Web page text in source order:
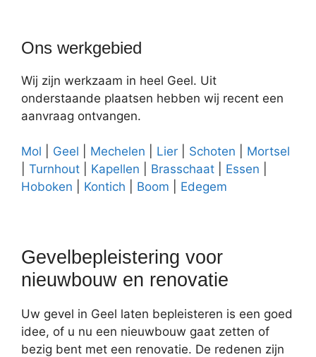
Ons werkgebied
Wij zijn werkzaam in heel Geel. Uit
onderstaande plaatsen hebben wij recent een
aanvraag ontvangen.
Mol Geel Mechelen Lier Schoten
Mortsel
Turnhout Kapellen Brasschaat Essen
Hoboken
Kontich Boom Edegem
Gevelbepleistering voor
nieuwbouw en renovatie
Uw gevel in Geel laten bepleisteren is een goed
idee, of u nu een nieuwbouw gaat zetten of
bezig bent met een renovatie. De redenen zijn